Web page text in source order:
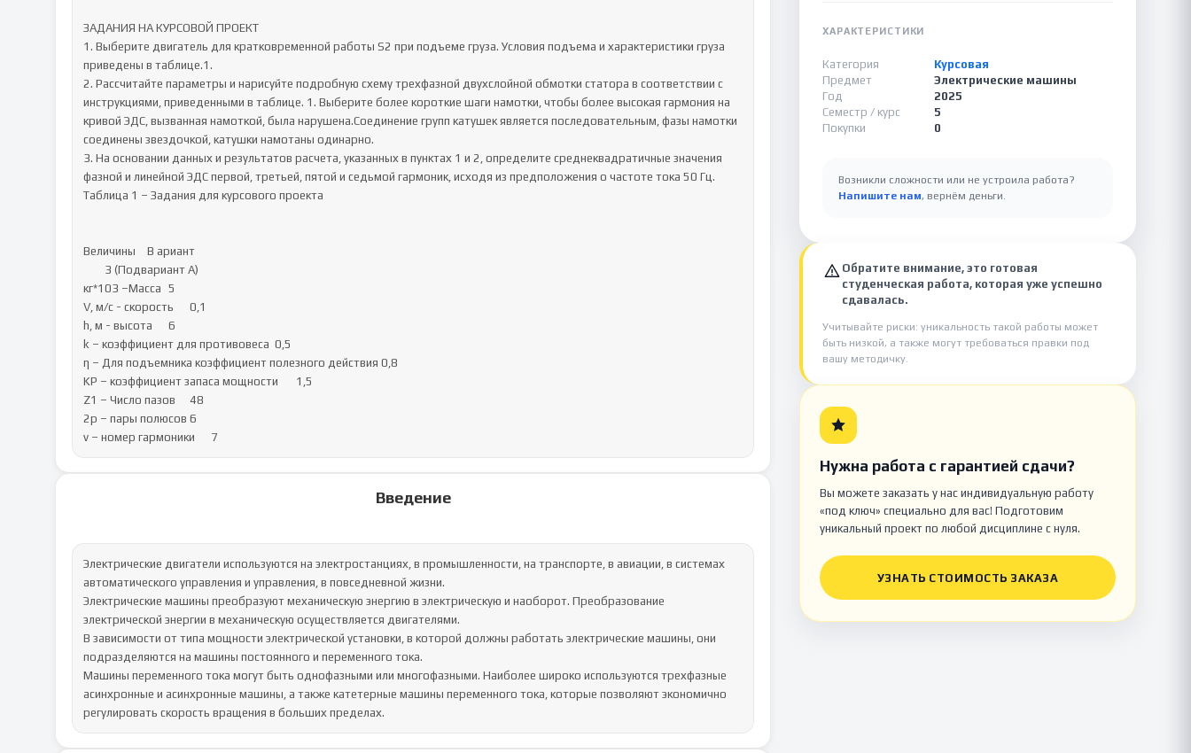
ЗАДАНИЯ НА КУРСОВОЙ ПРОЕКТ
1. Выберите двигатель для кратковременной работы S2 при подъеме груза. Условия подъема и характеристики груза
приведены в таблице.1.
2. Рассчитайте параметры и нарисуйте подробную схему трехфазной двухслойной обмотки статора в соответствии с
инструкциями, приведенными в таблице. 1. Выберите более короткие шаги намотки, чтобы более высокая гармония на
кривой ЭДС, вызванная намоткой, была нарушена.Соединение групп катушек является последовательным, фазы намотки
соединены звездочкой, катушки намотаны одинарно.
3. На основании данных и результатов расчета, указанных в пунктах 1 и 2, определите среднеквадратичные значения
фазной и линейной ЭДС первой, третьей, пятой и седьмой гармоник, исходя из предположения о частоте тока 50 Гц.
Таблица 1 – Задания для курсового проекта
Величины	В ариант
кг*103 –Масса	5
V, м/с - скорость	0,1
h, м - высота	6
k – коэффициент для противовеса	0,5
η – Для подъемника коэффициент полезного действия	0,8
KP – коэффициент запаса мощности	1,5
Z1 – Число пазов	48
2р – пары полюсов	6
ν – номер гармоники	7
Введение
Электрические двигатели используются на электростанциях, в промышленности, на транспорте, в авиации, в системах
автоматического управления и управления, в повседневной жизни.
Электрические машины преобразуют механическую энергию в электрическую и наоборот. Преобразование
электрической энергии в механическую осуществляется двигателями.
В зависимости от типа мощности электрической установки, в которой должны работать электрические машины, они
подразделяются на машины постоянного и переменного тока.
Машины переменного тока могут быть однофазными или многофазными. Наиболее широко используются трехфазные
асинхронные и асинхронные машины, а также катетерные машины переменного тока, которые позволяют экономично
регулировать скорость вращения в больших пределах.
ХАРАКТЕРИСТИКИ
Категория
Курсовая
Предмет
Электрические машины
Год
2025
Семестр / курс
5
Покупки
0
Возникли сложности или не устроила работа?
Напишите нам, вернём деньги.
Обратите внимание, это готовая
студенческая работа, которая уже успешно
сдавалась.
Учитывайте риски: уникальность такой работы может
быть низкой, а также могут требоваться правки под
вашу методичку.
Нужна работа с гарантией сдачи?
Вы можете заказать у нас индивидуальную работу
«под ключ» специально для вас! Подготовим
уникальный проект по любой дисциплине с нуля.
УЗНАТЬ СТОИМОСТЬ ЗАКАЗА